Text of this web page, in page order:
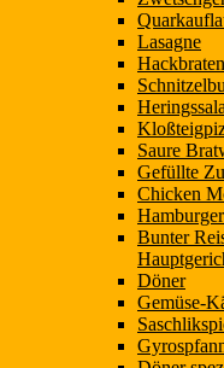
Lasagne
Hackbraten
Saure
Gefüllte
Chicken
Hamburger
Bunter
Döner
Gemüse-